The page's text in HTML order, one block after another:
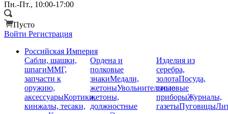
Пн.-Пт., 10:00-17:00
Пусто
Войти Регистрация
Российская Империя
Сабли, шашки,
шпагиММГ,
запчасти к
оружию,
аксессуарыКортики,
кинжалы, тесаки,
Ордена и
полковые
знакиМедали,
жетоныУвольнительные
жетоны,
должностные
Изделия из
серебра,
золотаПосуда,
столовые
приборыЖурналы,
газетыПуговицы